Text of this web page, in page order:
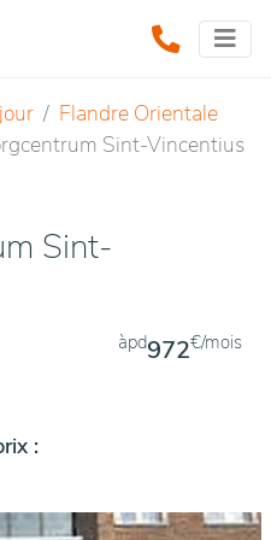
Flandre Orientale
Sint-Vincentius
Sint-
àpd972€/mois
: